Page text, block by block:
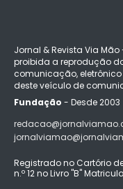
Jornal & Revista Via
proibida a reprodução
comunicação,
deste veículo de
Fundação - Desde 2003
Registrado no Cartório
n.º 12 no Livro "B"